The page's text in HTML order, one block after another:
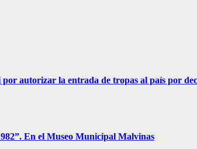
autorizar la entrada de tropas al país por
En el Museo Municipal Malvinas